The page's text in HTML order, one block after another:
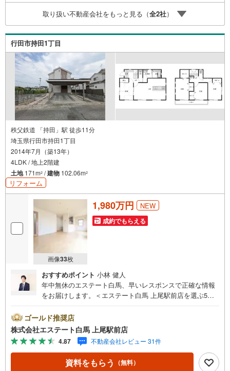
宅地建物取引士やファイナンシャルプランナー、住宅ロー
ンアドバイザーなど、専門資格を持つスタッフが多数在籍
しております。お客様からの資料請求、お問い合わせをお
待ちしております。
取り扱い不動産会社をもっと見る（全2社）
行田市持田1丁目
秩父鉄道 「持田」駅 徒歩11分
埼玉県行田市持田1丁目
2014年7月（築13年）
4LDK / 地上2階建
土地171m2 /建物 102.06m2
リフォーム
画像33枚
1,980万円 NEW
成約でもらえる
おすすめポイント 小林 健人
年中無休のエステート白馬、早いレスポンスで正確な情報
をお届けします。＜エステート白馬 上尾駅前店を選ぶ5つ
トーヨーカドー上尾駅前店」内に立地。2.無料駐車場完備
のお店立体駐車場は全480台収容可。駐車場完備してます。
3.大型キッズスペース当店自慢のキッズスペースをぜひご
覧ください。店内におむつ替えコーナーもご用意してま
す。4.年中無休・365日営業でお手伝い営業時間:10時～20
時まで。スピードある対応が自慢のお店です。5.提携FPへ
ゴールド推奨店
株式会社エステート白馬 上尾駅前店
4.87 不動産会社レビュー 31件
資料をもらう （無料）